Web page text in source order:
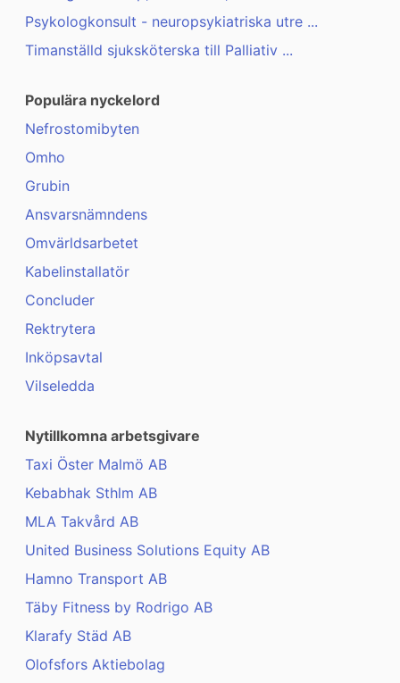
Psykologkonsult - neuropsykiatriska utre ...
Timanställd sjuksköterska till Palliativ ...
Populära nyckelord
Nefrostomibyten
Omho
Grubin
Ansvarsnämndens
Omvärldsarbetet
Kabelinstallatör
Concluder
Rektrytera
Inköpsavtal
Vilseledda
Nytillkomna arbetsgivare
Taxi Öster Malmö AB
Kebabhak Sthlm AB
MLA Takvård AB
United Business Solutions Equity AB
Hamno Transport AB
Täby Fitness by Rodrigo AB
Klarafy Städ AB
Olofsfors Aktiebolag